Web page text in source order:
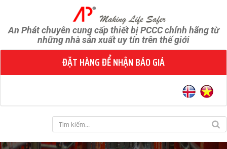
An Phát chuyên cung cấp thiết bị PCCC chính hãng từ
những nhà sản xuất uy tín trên thế giới
ĐẶT HÀNG ĐỂ NHẬN BÁO GIÁ